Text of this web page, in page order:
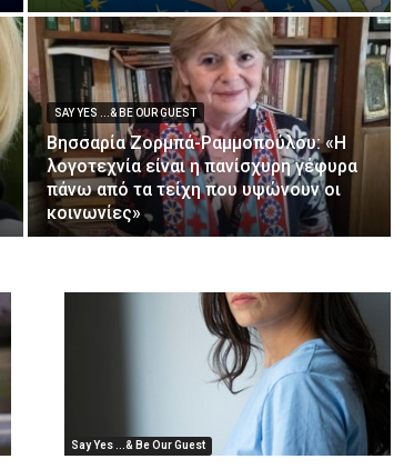
SAY YES ...& BE OUR GUEST
Βησσαρία Ζορμπά-Ραμμοπούλου: «Η
λογοτεχνία είναι η πανίσχυρη γέφυρα
πάνω από τα τείχη που υψώνουν οι
κοινωνίες»
Say Yes ...& Be Our Guest